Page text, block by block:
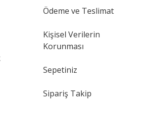
Ödeme ve Teslimat
Kişisel Verilerin
Korunması
Sepetiniz
Sipariş Takip